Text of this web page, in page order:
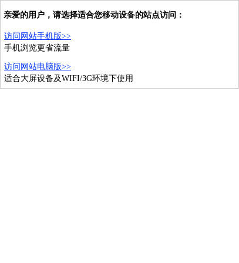
亲爱的用户，请选择适合您移动设备的站点访问：
访问网站手机版>>
手机浏览更省流量
访问网站电脑版>>
适合大屏设备及WIFI/3G环境下使用